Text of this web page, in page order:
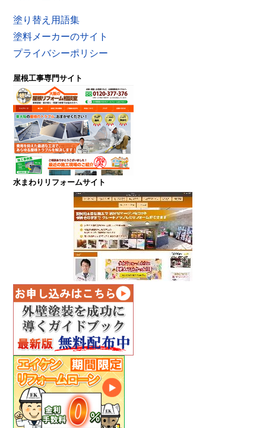
塗り替え用語集
塗料メーカーのサイト
プライバシーポリシー
屋根工事専門サイト
水まわりリフォームサイト